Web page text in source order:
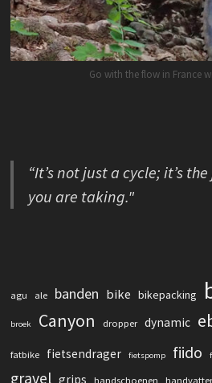
Go with the flow in France
“It’s not just a cycle; it’s
you are taking."
agu ale banden bike bikepacking
broek Canyon dropper dynamic
fatbike fietsendrager fietspomp fiido
gravel grips handschoenen